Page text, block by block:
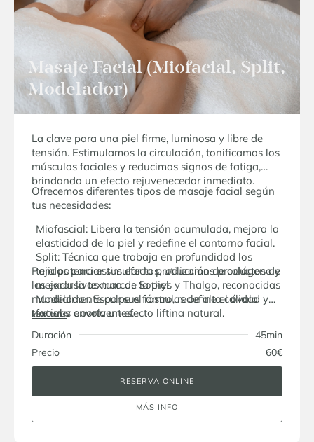
Masaje Facial (Miofacial, Split,
Modelador)
La clave para una piel firme, luminosa y libre de
tensión. Estimulamos la circulación, tonificamos los
músculos faciales y reducimos signos de fatiga,
brindando un efecto rejuvenecedor inmediato.
Ofrecemos diferentes tipos de masaje facial según
tus necesidades:
Miofascial: Libera la tensión acumulada, mejora la
elasticidad de la piel y redefine el contorno facial.
Split: Técnica que trabaja en profundidad los
tejidos para estimular la producción de colágeno y
mejorar la textura de la piel.
Modelador: Esculpe el rostro, redefine el óvalo
facial y aporta un efecto lifting natural.
Para potenciar sus efectos, utilizamos productos de
las exclusivas marcas Sothys y Thalgo, reconocidas
mundialmente por sus fórmulas de alta calidad y
texturas envolventes.
leer más
Duración
45min
Precio
60€
RESERVA ONLINE
MÁS INFO